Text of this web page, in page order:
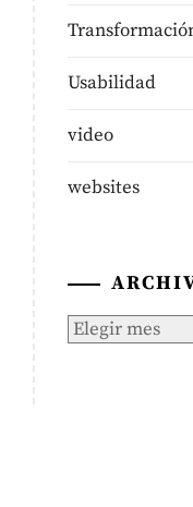
Usabilidad
video
websites
Archivos